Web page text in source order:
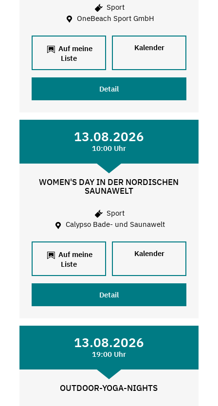
Sport
OneBeach Sport GmbH
Auf meine
Liste
Kalender
Detail
13.08.2026
10:00 Uhr
WOMEN'S DAY IN DER NORDISCHEN
SAUNAWELT
Sport
Calypso Bade- und Saunawelt
Auf meine
Liste
Kalender
Detail
13.08.2026
19:00 Uhr
OUTDOOR-YOGA-NIGHTS